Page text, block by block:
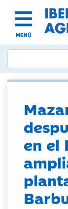
MENÚ
en el